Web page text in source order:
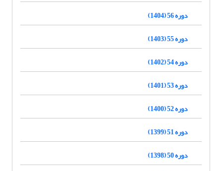
دوره 56 (1404)
دوره 55 (1403)
دوره 54 (1402)
دوره 53 (1401)
دوره 52 (1400)
دوره 51 (1399)
دوره 50 (1398)